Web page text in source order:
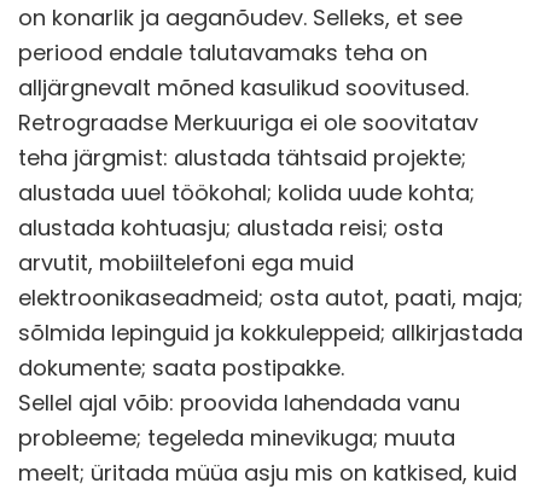
on konarlik ja aeganõudev. Selleks, et see
periood endale talutavamaks teha on
alljärgnevalt mõned kasulikud soovitused.
Retrograadse Merkuuriga ei ole soovitatav
teha järgmist: alustada tähtsaid projekte;
alustada uuel töökohal; kolida uude kohta;
alustada kohtuasju; alustada reisi; osta
arvutit, mobiiltelefoni ega muid
elektroonikaseadmeid; osta autot, paati, maja;
sõlmida lepinguid ja kokkuleppeid; allkirjastada
dokumente; saata postipakke.
Sellel ajal võib: proovida lahendada vanu
probleeme; tegeleda minevikuga; muuta
meelt; üritada müüa asju mis on katkised, kuid